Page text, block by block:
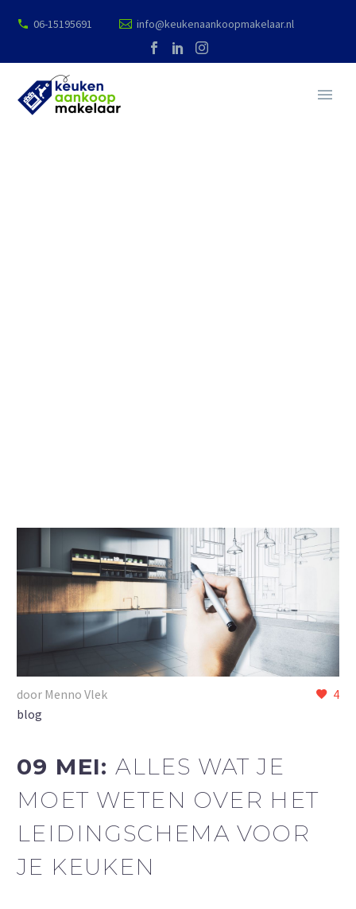
06-15195691 info@keukenaankoopmakelaar.nl
4
door Menno Vlek
blog
09 MEI:ALLES WAT JE
MOET WETEN OVER HET
LEIDINGSCHEMA VOOR
JE KEUKEN